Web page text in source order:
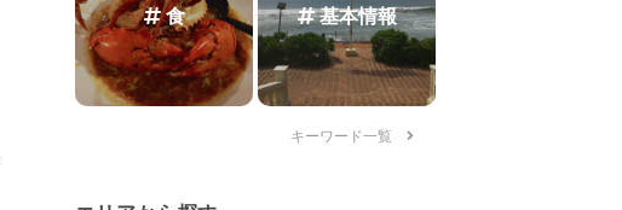
食 基本情報
キーワード一覧